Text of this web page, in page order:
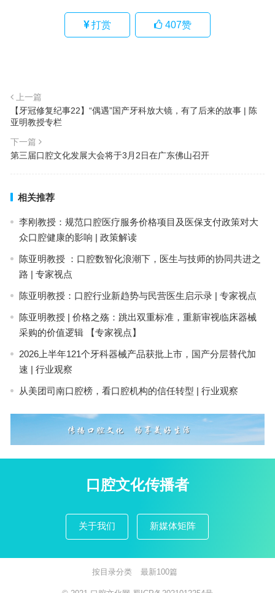
打赏 407赞
上一篇
【牙冠修复纪事22】“偶遇”国产牙科放大镜，有了后来的故事 | 陈
亚明教授专栏
下一篇
第三届口腔文化发展大会将于3月2日在广东佛山召开
相关推荐
李刚教授：规范口腔医疗服务价格项目及医保支付政策对大
众口腔健康的影响 | 政策解读
陈亚明教授 ：口腔数智化浪潮下，医生与技师的协同共进之
路 | 专家视点
陈亚明教授：口腔行业新趋势与民营医生启示录 | 专家视点
陈亚明教授 | 价格之殇：跳出双重标准，重新审视临床器械
采购的价值逻辑 【专家视点】
2026上半年121个牙科器械产品获批上市，国产分层替代加
速 | 行业观察
从美团司南口腔榜，看口腔机构的信任转型 | 行业观察
口腔文化传播者
关于我们 新媒体矩阵
按目录分类 最新100篇